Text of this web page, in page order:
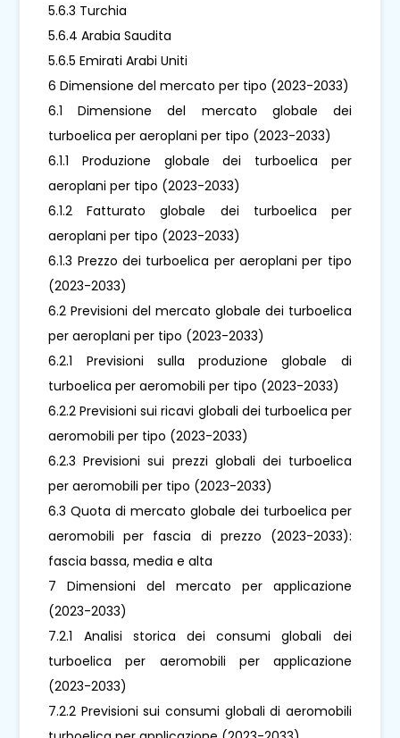
5.6.3 Turchia
5.6.4 Arabia Saudita
5.6.5 Emirati Arabi Uniti
6 Dimensione del mercato per tipo (2023-2033)
6.1 Dimensione del mercato globale dei
turboelica per aeroplani per tipo (2023-2033)
6.1.1 Produzione globale dei turboelica per
aeroplani per tipo (2023-2033)
6.1.2 Fatturato globale dei turboelica per
aeroplani per tipo (2023-2033)
6.1.3 Prezzo dei turboelica per aeroplani per tipo
(2023-2033)
6.2 Previsioni del mercato globale dei turboelica
per aeroplani per tipo (2023-2033)
6.2.1 Previsioni sulla produzione globale di
turboelica per aeromobili per tipo (2023-2033)
6.2.2 Previsioni sui ricavi globali dei turboelica per
aeromobili per tipo (2023-2033)
6.2.3 Previsioni sui prezzi globali dei turboelica
per aeromobili per tipo (2023-2033)
6.3 Quota di mercato globale dei turboelica per
aeromobili per fascia di prezzo (2023-2033):
fascia bassa, media e alta
7 Dimensioni del mercato per applicazione
(2023-2033)
7.2.1 Analisi storica dei consumi globali dei
turboelica per aeromobili per applicazione
(2023-2033)
7.2.2 Previsioni sui consumi globali di aeromobili